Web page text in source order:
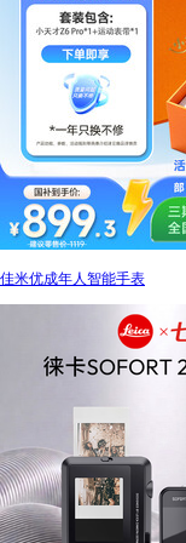
佳米优成年人智能手表